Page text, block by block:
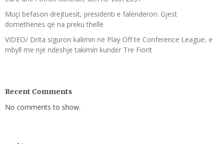
Muçi befason drejtuesit, presidenti e falenderon: Gjest
domethënës që na preku thellë
VIDEO/ Drita siguron kalimin në Play Off të Conference League, e
mbyll me një ndeshje takimin kundër Tre Fiorit
Recent Comments
No comments to show.